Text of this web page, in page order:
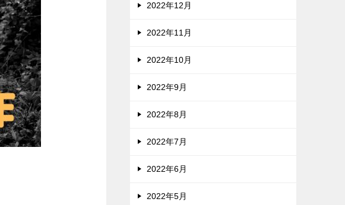
2022年12月
2022年11月
2022年10月
2022年9月
2022年8月
2022年7月
2022年6月
2022年5月